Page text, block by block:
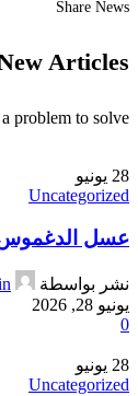
Share News
Articles
problem to solve.
28 يونيو
Uncategorized
عسل الدغموس
نشر بواسطة
يونيو 28, 2026
0
28 يونيو
Uncategorized